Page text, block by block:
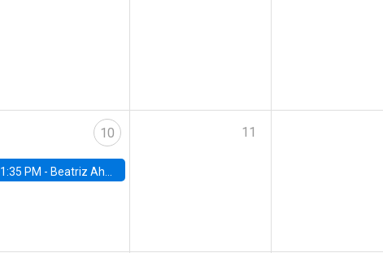
10
1:35 PM - Beatriz Ahumada, PhD candidate, Universidad de Pittsburgh
11